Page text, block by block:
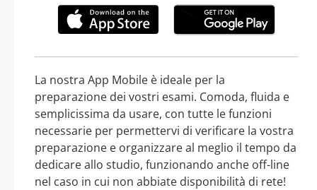
La nostra App Mobile è ideale per la
preparazione dei vostri esami. Comoda, fluida e
semplicissima da usare, con tutte le funzioni
necessarie per permettervi di verificare la vostra
preparazione e organizzare al meglio il tempo da
dedicare allo studio, funzionando anche off-line
nel caso in cui non abbiate disponibilità di rete!